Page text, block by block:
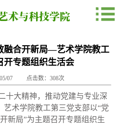
融合开新局—艺术学院教工
开专题组织生活会
07 点击数： 308次
十大精神，推动党建与专业深
艺术学院教工第三党支部以“党
新局”为主题召开专题组织生